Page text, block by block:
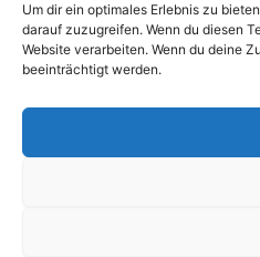
Um dir ein optimales Erlebnis zu
darauf zuzugreifen. Wenn du diesen
Website verarbeiten. Wenn du deine
beeinträchtigt werden.